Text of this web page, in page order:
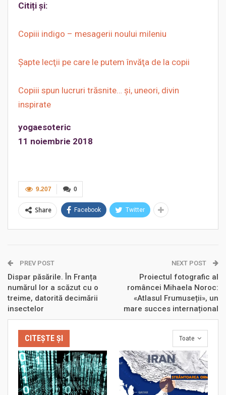
Citiți și:
Copiii indigo – mesagerii noului mileniu
Şapte lecţii pe care le putem învăţa de la copii
Copiii spun lucruri trăsnite… și, uneori, divin
inspirate
yogaesoteric
11 noiembrie 2018
0
9.207
Share Facebook Twitter
PREV POST
Dispar păsările. În Franța
numărul lor a scăzut cu o
treime, datorită decimării
insectelor
NEXT POST
Proiectul fotografic al
româncei Mihaela Noroc:
«Atlasul Frumuseții», un
mare succes internațional
Toate
CITEȘTE ȘI